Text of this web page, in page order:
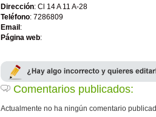
Dirección: Cl 14 A 11 A-28
Teléfono: 7286809
Email :
Página web:
Comentarios publicados:
Actualmente no ha ningún comentario